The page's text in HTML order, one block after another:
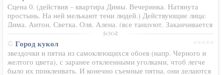
Сцена 0. (действия – квартира Димы. Вечеринка. Натянута
простынь. На ней мелькают тени людей.) Действующие лица:
Дима, Антон, Светка, Оля, Алена. (все танцуют. Заканчивается
музыка, начинается разговор). Светка: да, мило у тебя здесь
Дима…
Город кукол
звездочки и пятна из самоклеющихся обоев (напр. Черного и
желтого цвета), с заранее отклеенными уголками, чтоб легче
было их приклеивать. И конечно съемные пятна, они делаются